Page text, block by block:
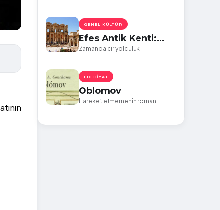
GENEL KÜLTÜR
Efes Antik Kenti:
Zamanda Bir
Zamanda bir yolculuk
EDEBIYAT
Oblomov
Hareket etmemenin romanı